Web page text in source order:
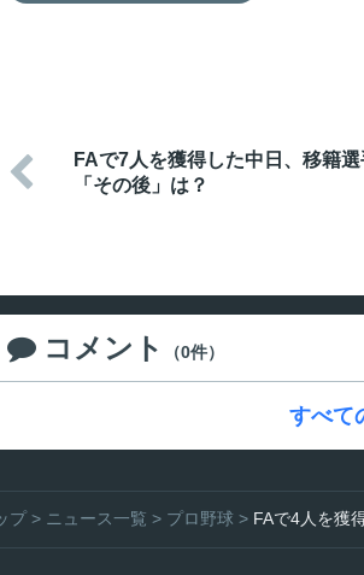

FAで7人を獲得した中日、移籍
「その後」は？
 コメント （0件）
すべて
プ> ニュース一覧 > プロ野球 > FAで4人を獲